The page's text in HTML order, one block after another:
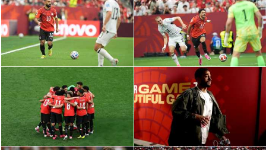
كل البطولات
أقسام
الكرة المصرية
الدوري المصري
الكرة الأوروبية